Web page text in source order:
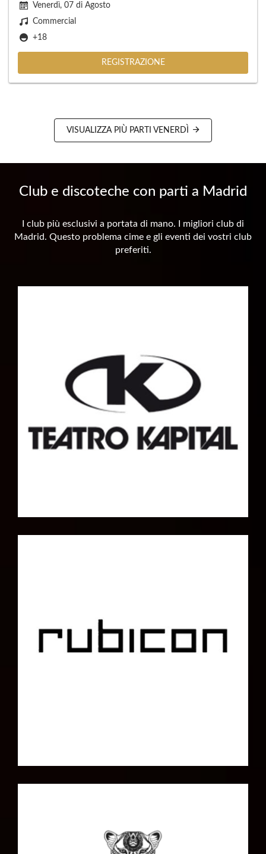
Venerdì, 07 di Agosto
Commercial
+18
REGISTRAZIONE
VISUALIZZA PIÙ PARTI VENERDÌ
Club e discoteche con parti a Madrid
I club più esclusivi a portata di mano. I migliori club di
Madrid. Questo problema cime e gli eventi dei vostri club
preferiti.